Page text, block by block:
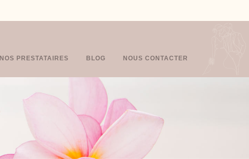
NOS PRESTATAIRES BLOG NOUS CONTACTER